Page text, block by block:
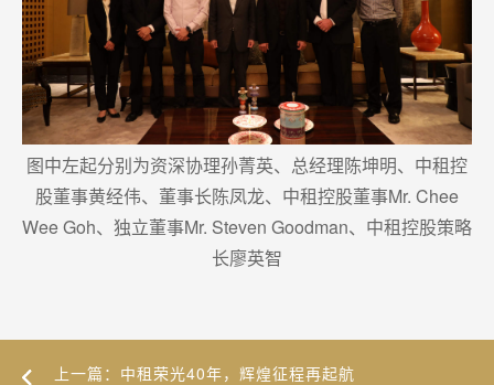
图中左起分别为资深协理孙菁英、总经理陈坤明、中租控
股董事黄经伟、董事长陈凤龙、中租控股董事Mr. Chee
Wee Goh、独立董事Mr. Steven Goodman、中租控股策略
长廖英智
上一篇：中租荣光40年，辉煌征程再起航